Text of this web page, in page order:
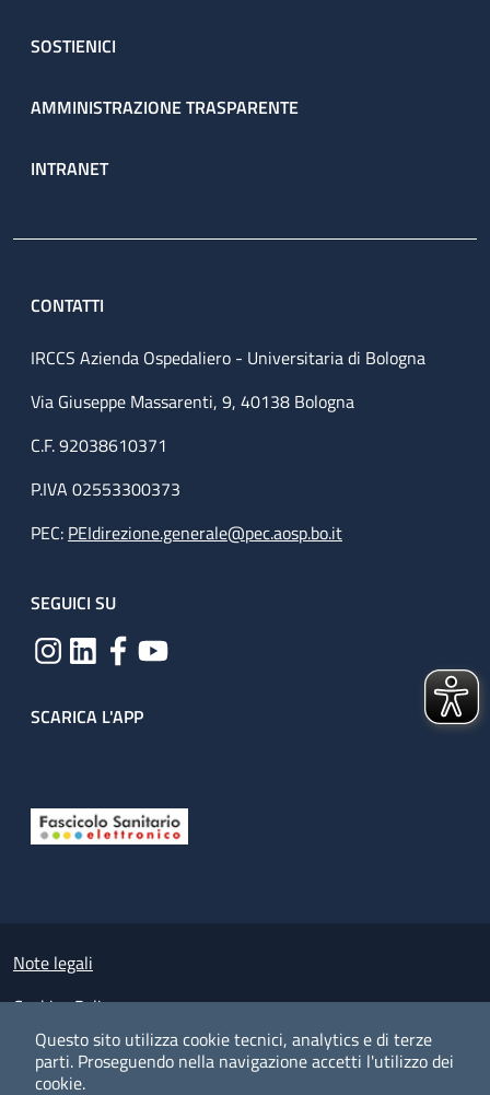
Questo sito utilizza cookie tecnici, analytics e di terze
parti. Proseguendo nella navigazione accetti l'utilizzo dei
cookie.
SOSTIENICI
AMMINISTRAZIONE TRASPARENTE
INTRANET
CONTATTI
IRCCS Azienda Ospedaliero - Universitaria di Bologna
Via Giuseppe Massarenti, 9, 40138 Bologna
C.F. 92038610371
P.IVA 02553300373
PEC: PEIdirezione.generale@pec.aosp.bo.it
SEGUICI SU
SCARICA L'APP
Small prints
Note legali
Cookies Policy
Policy privacy e protezione del dato personale